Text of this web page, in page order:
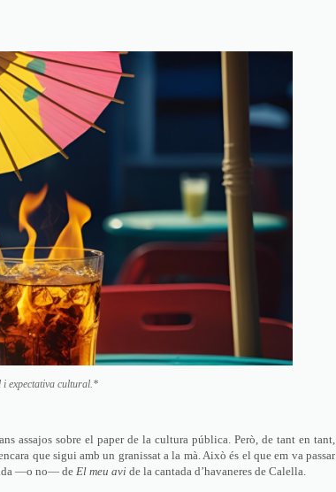
expectativa cultural.*
assajos sobre el paper de la cultura pública. Però, de tant en tant,
que sigui amb un granissat a la mà. Això és el que em va passar
—o no— deEl meu avi de la cantada d’havaneres de Calella.